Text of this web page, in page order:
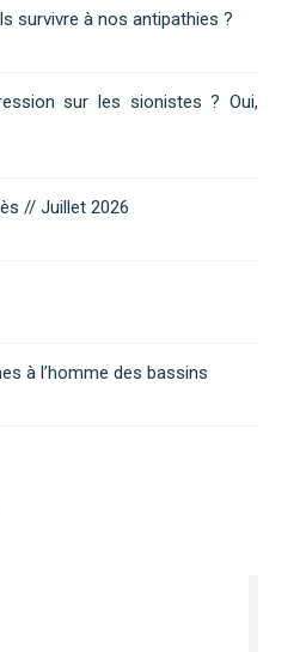
survivre à nos antipathies ?
sur les sionistes ? Oui,
// Juillet 2026
à l’homme des bassins